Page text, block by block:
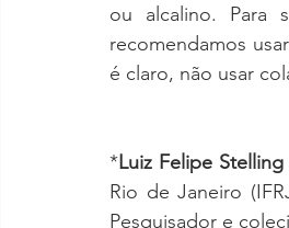
ou alcalino. Para
recomendamos
é claro, não usar
*Luiz Felipe Stelling
Rio de Janeiro
Pesquisador e